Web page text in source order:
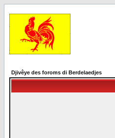
Djivêye des foroms di Berdelaedjes